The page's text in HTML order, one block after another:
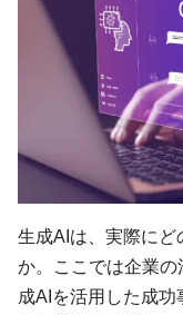
生成AIは、実際にど
か。ここでは企業
成AIを活用した成